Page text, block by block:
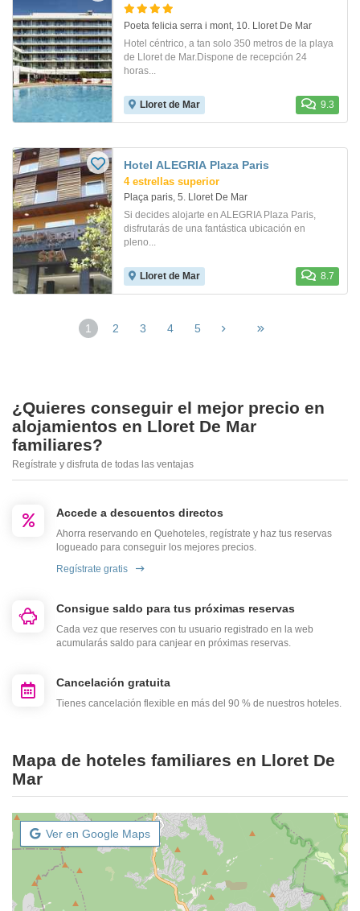
Poeta felicia serra i mont, 10. Lloret De Mar
Hotel céntrico, a tan solo 350 metros de la playa
de Lloret de Mar.Dispone de recepción 24
horas...
Lloret de Mar 9.3
Hotel ALEGRIA Plaza Paris
4 estrellas superior
Plaça paris, 5. Lloret De Mar
Si decides alojarte en ALEGRIA Plaza Paris,
disfrutarás de una fantástica ubicación en
pleno...
Lloret de Mar 8.7
1 2 3 4 5
¿Quieres conseguir el mejor precio en
alojamientos en Lloret De Mar
familiares?
Regístrate y disfruta de todas las ventajas
Accede a descuentos directos
Ahorra reservando en Quehoteles, regístrate y haz tus reservas
logueado para conseguir los mejores precios.
Regístrate gratis
Consigue saldo para tus próximas reservas
Cada vez que reserves con tu usuario registrado en la web
acumularás saldo para canjear en próximas reservas.
Cancelación gratuita
Tienes cancelación flexible en más del 90 % de nuestros hoteles.
Mapa de hoteles familiares en Lloret De
Mar
Ver en Google Maps